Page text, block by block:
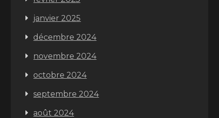
janvier 2025
décembre 2024
novembre 2024
octobre 2024
septembre 2024
août 2024